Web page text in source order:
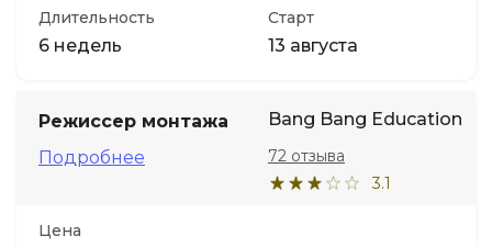
Длительность
6 недель
Старт
13 августа
Режиссер монтажа
Подробнее
Bang Bang Education
3.1
72 отзыва
Цена